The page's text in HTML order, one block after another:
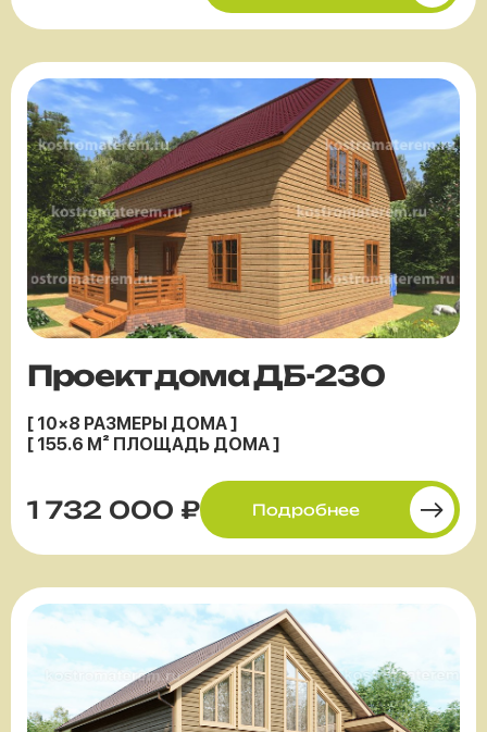
Проект дома ДБ-230
[ 10×8 РАЗМЕРЫ ДОМА ]
[ 155.6 М² ПЛОЩАДЬ ДОМА ]
1 732 000 ₽ Подробнее